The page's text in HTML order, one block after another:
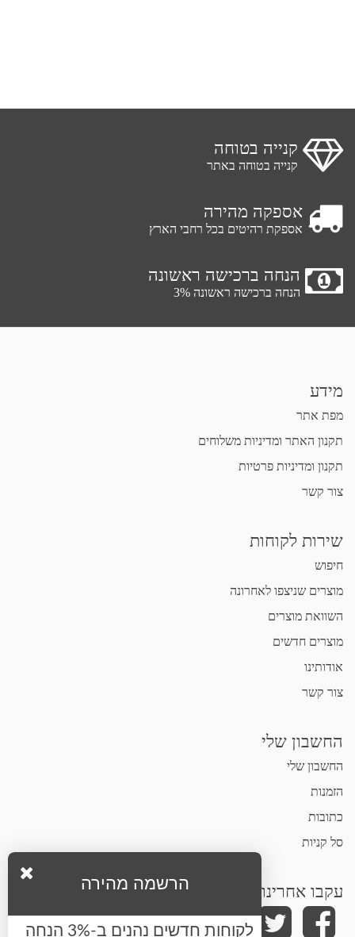
קנייה בטוחה
קנייה בטוחה באתר
אספקה מהירה
אספקת רהיטים בכל רחבי הארץ
הנחה ברכישה ראשונה
הנחה ברכישה ראשונה 3%
מידע
מפת אתר
תקנון האתר ומדיניות משלוחים
תקנון ומדיניות פרטיות
צור קשר
שירות לקוחות
חיפוש
מוצרים שניצפו לאחרונה
השוואת מוצרים
מוצרים חדשים
אודותינו
צור קשר
החשבון שלי
החשבון שלי
הזמנות
כתובות
סל קניות
עקבו אחרינו הרשמה מהירה
לקוחות חדשים נהנים ב-3% הנחה